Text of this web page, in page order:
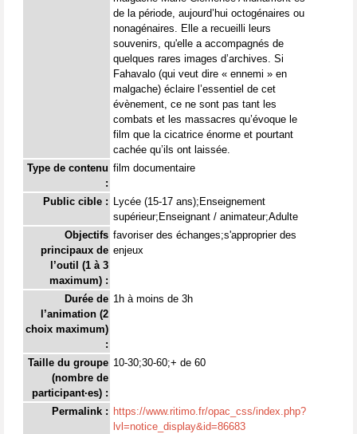
de la période, aujourd’hui octogénaires ou
nonagénaires. Elle a recueilli leurs
souvenirs, qu'elle a accompagnés de
quelques rares images d’archives. Si
Fahavalo (qui veut dire « ennemi » en
malgache) éclaire l’essentiel de cet
évènement, ce ne sont pas tant les
combats et les massacres qu’évoque le
film que la cicatrice énorme et pourtant
cachée qu’ils ont laissée.
Type de contenu
:
film documentaire
Public cible : Lycée (15-17 ans);Enseignement
supérieur;Enseignant / animateur;Adulte
Objectifs
principaux de
l’outil (1 à 3
maximum) :
favoriser des échanges;s'approprier des
enjeux
Durée de
l’animation (2
choix maximum)
:
1h à moins de 3h
Taille du groupe
(nombre de
participant·es) :
10-30;30-60;+ de 60
Permalink : https://www.ritimo.fr/opac_css/index.php?
lvl=notice_display&id=86683